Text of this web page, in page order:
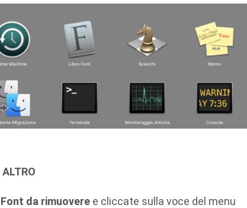
ALTRO
Font da rimuovere e cliccate sulla voce del menu